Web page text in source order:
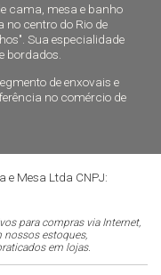
cama, mesa e banho
centro do Rio de
Sua especialidade
bordados.
de enxovais e
no comércio de
e Mesa Ltda CNPJ:
para compras via Internet,
nossos estoques,
em lojas.